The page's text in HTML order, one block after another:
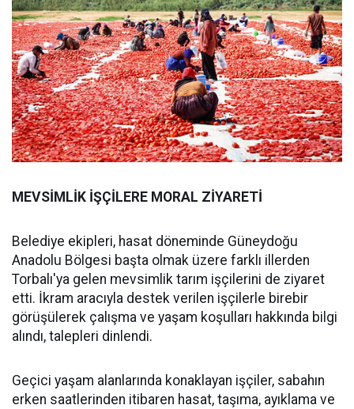
MEVSİMLİK İŞÇİLERE MORAL ZİYARETİ
Belediye ekipleri, hasat döneminde Güneydoğu
Anadolu Bölgesi başta olmak üzere farklı illerden
Torbalı'ya gelen mevsimlik tarım işçilerini de ziyaret
etti. İkram aracıyla destek verilen işçilerle birebir
görüşülerek çalışma ve yaşam koşulları hakkında bilgi
alındı, talepleri dinlendi.
Geçici yaşam alanlarında konaklayan işçiler, sabahın
erken saatlerinden itibaren hasat, taşıma, ayıklama ve